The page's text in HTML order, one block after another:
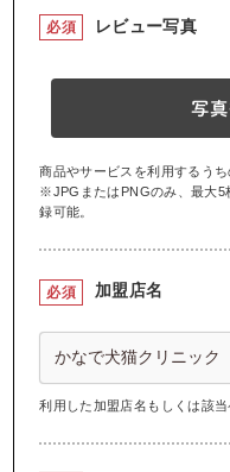
必須 レビュー写真
写
商品やサービスを利用するう
※JPGまたはPNGのみ、最大5
録可能。
必須 加盟店名
利用した加盟店名もしくは該